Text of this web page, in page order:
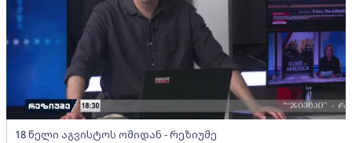
18 წელი აგვისტოს ომიდან - რეზიუმე